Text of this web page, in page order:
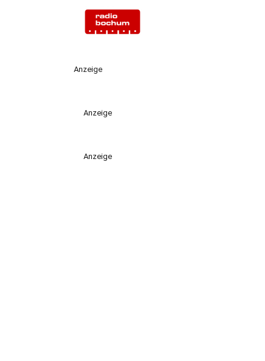
Anzeige
Anzeige
Anzeige